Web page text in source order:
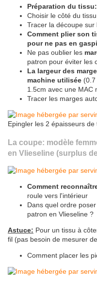
Préparation du tissu:
Choisir le côté du
Tracer la découpe sur
Comment plier son
pour ne pas en
Ne pas oublier les
patron pour éviter les
La largeur des
machine utilisée
1.5cm avec une MAC
Tracer les marges
Epingler les 2 épaisseurs
La coupe: modèle
en Vlieseline (surplus
Comment
roule vers l'intérieur
Dans quel ordre
patron en Vlieseline ?
Astuce: Pour un tissu à
fil (pas besoin de mesurer
Comment placer les